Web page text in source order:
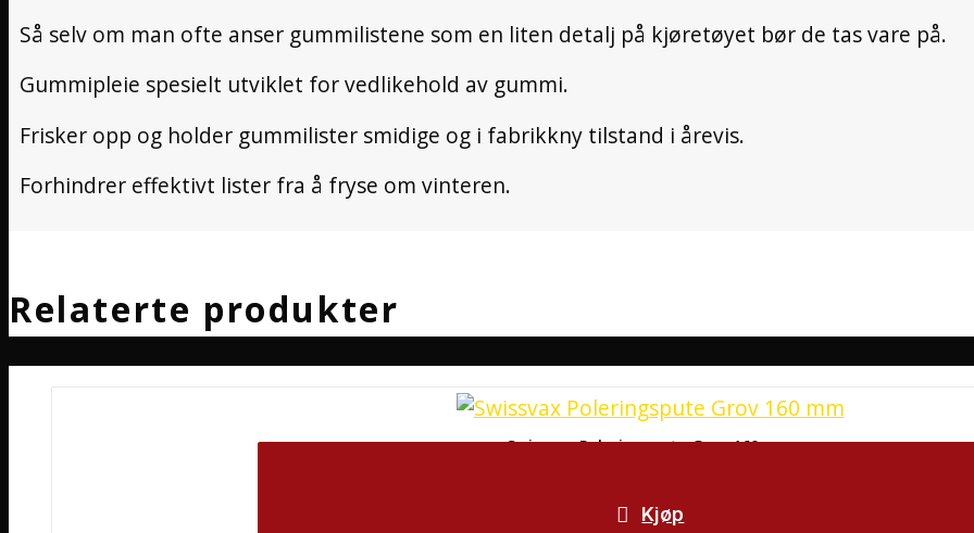
Så selv om man ofte anser gummilistene som en liten detalj på kjøretøyet bør de tas vare på.
Gummipleie spesielt utviklet for vedlikehold av gummi.
Frisker opp og holder gummilister smidige og i fabrikkny tilstand i årevis.
Forhindrer effektivt lister fra å fryse om vinteren.
Relaterte produkter
Swissvax Poleringspute Grov 160 mm
Kjøp